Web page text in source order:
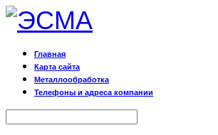
Главная
Карта сайта
Металлообработка
Телефоны и адреса компании